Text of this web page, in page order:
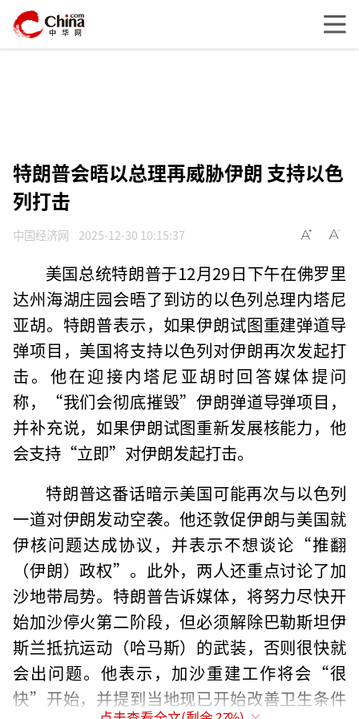
特朗普会晤以总理再威胁伊朗 支持以色
列打击
中国经济网 2025-12-30 10:15:37
美国总统特朗普于12月29日下午在佛罗里
达州海湖庄园会晤了到访的以色列总理内塔尼
亚胡。特朗普表示，如果伊朗试图重建弹道导
弹项目，美国将支持以色列对伊朗再次发起打
击。他在迎接内塔尼亚胡时回答媒体提问
称，“我们会彻底摧毁”伊朗弹道导弹项目，
并补充说，如果伊朗试图重新发展核能力，他
会支持“立即”对伊朗发起打击。
特朗普这番话暗示美国可能再次与以色列
一道对伊朗发动空袭。他还敦促伊朗与美国就
伊核问题达成协议，并表示不想谈论“推翻
（伊朗）政权”。此外，两人还重点讨论了加
沙地带局势。特朗普告诉媒体，将努力尽快开
始加沙停火第二阶段，但必须解除巴勒斯坦伊
斯兰抵抗运动（哈马斯）的武装，否则很快就
会出问题。他表示，加沙重建工作将会“很
快”开始，并提到当地现已开始改善卫生条件